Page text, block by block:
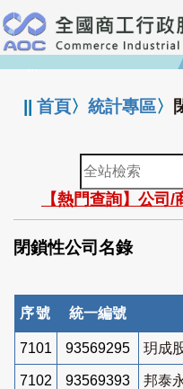
跳
到
主
要
:::
||首頁〉統計專區〉
全
站
檢
索
【熱門查詢】公司
閉鎖性公司名錄
序號 統一編號
7101 93569295 玥成
7102 93569393 邦泰